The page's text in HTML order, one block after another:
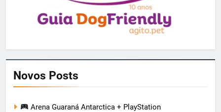
Novos Posts
Arena Guaraná Antarctica + PlayStation